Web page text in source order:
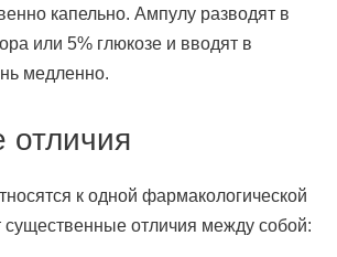
капельно. Ампулу разводят в
или 5% глюкозе и вводят в
медленно.
к одной фармакологической
существенные отличия между собой: